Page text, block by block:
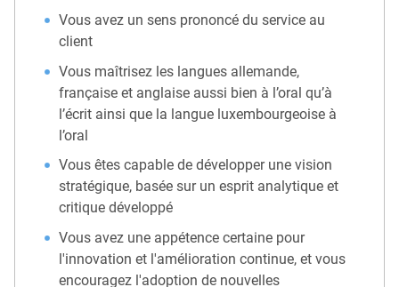
Vous avez un sens prononcé du service au
client
Vous maîtrisez les langues allemande,
française et anglaise aussi bien à l’oral qu’à
l’écrit ainsi que la langue luxembourgeoise à
l’oral
Vous êtes capable de développer une vision
stratégique, basée sur un esprit analytique et
critique développé
Vous avez une appétence certaine pour
l'innovation et l'amélioration continue, et vous
encouragez l'adoption de nouvelles